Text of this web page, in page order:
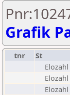
Grafik
tnr St